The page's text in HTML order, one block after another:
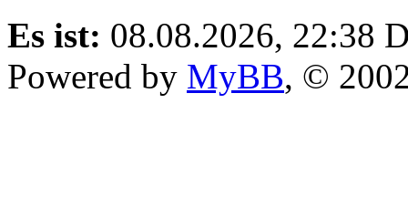
Es ist: 08.08.2026, 22:38
Powered by MyBB, ©